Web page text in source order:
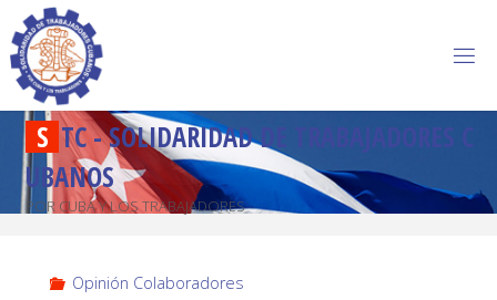
S TC-SOLIDARIDADD R A BAJADORES C
U BANOS
POR CUBA Y LOS TRABAJADORES
Opinión Colaboradores